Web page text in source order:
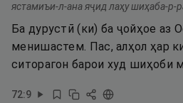
ястамиъи-л-ана яҷид лаҳу шиҳаба-р-
Ба дурустӣ (ки) ба ҷойҳое аз
менишастем. Пас, алҳол ҳар
ситорагон барои худ шиҳоби
72:9